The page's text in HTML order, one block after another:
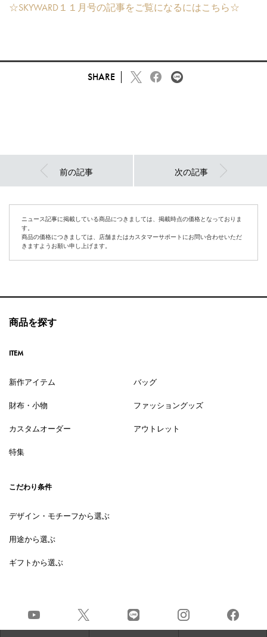
☆SKYWARD１１月号の記事をご覧になるにはこちら☆
SHARE
前の記事 次の記事
ニュース記事に掲載している商品につきましては、掲載時点の価格となっておりま
す。
商品の価格につきましては、店舗またはカスタマーサポートにお問い合わせいただ
きますようお願い申し上げます。
商品を探す
ITEM
新作アイテム バッグ
財布・小物 ファッショングッズ
カスタムオーダー アウトレット
特集
こだわり条件
デザイン・モチーフから選ぶ
用途から選ぶ
ギフトから選ぶ